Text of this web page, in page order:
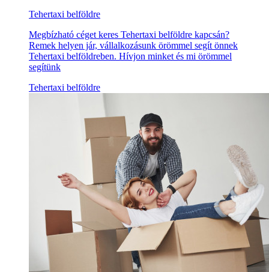
Tehertaxi belföldre
Megbízható céget keres Tehertaxi belföldre kapcsán?
Remek helyen jár, vállalkozásunk örömmel segít önnek
Tehertaxi belföldreben. Hívjon minket és mi örömmel
segítünk
Tehertaxi belföldre